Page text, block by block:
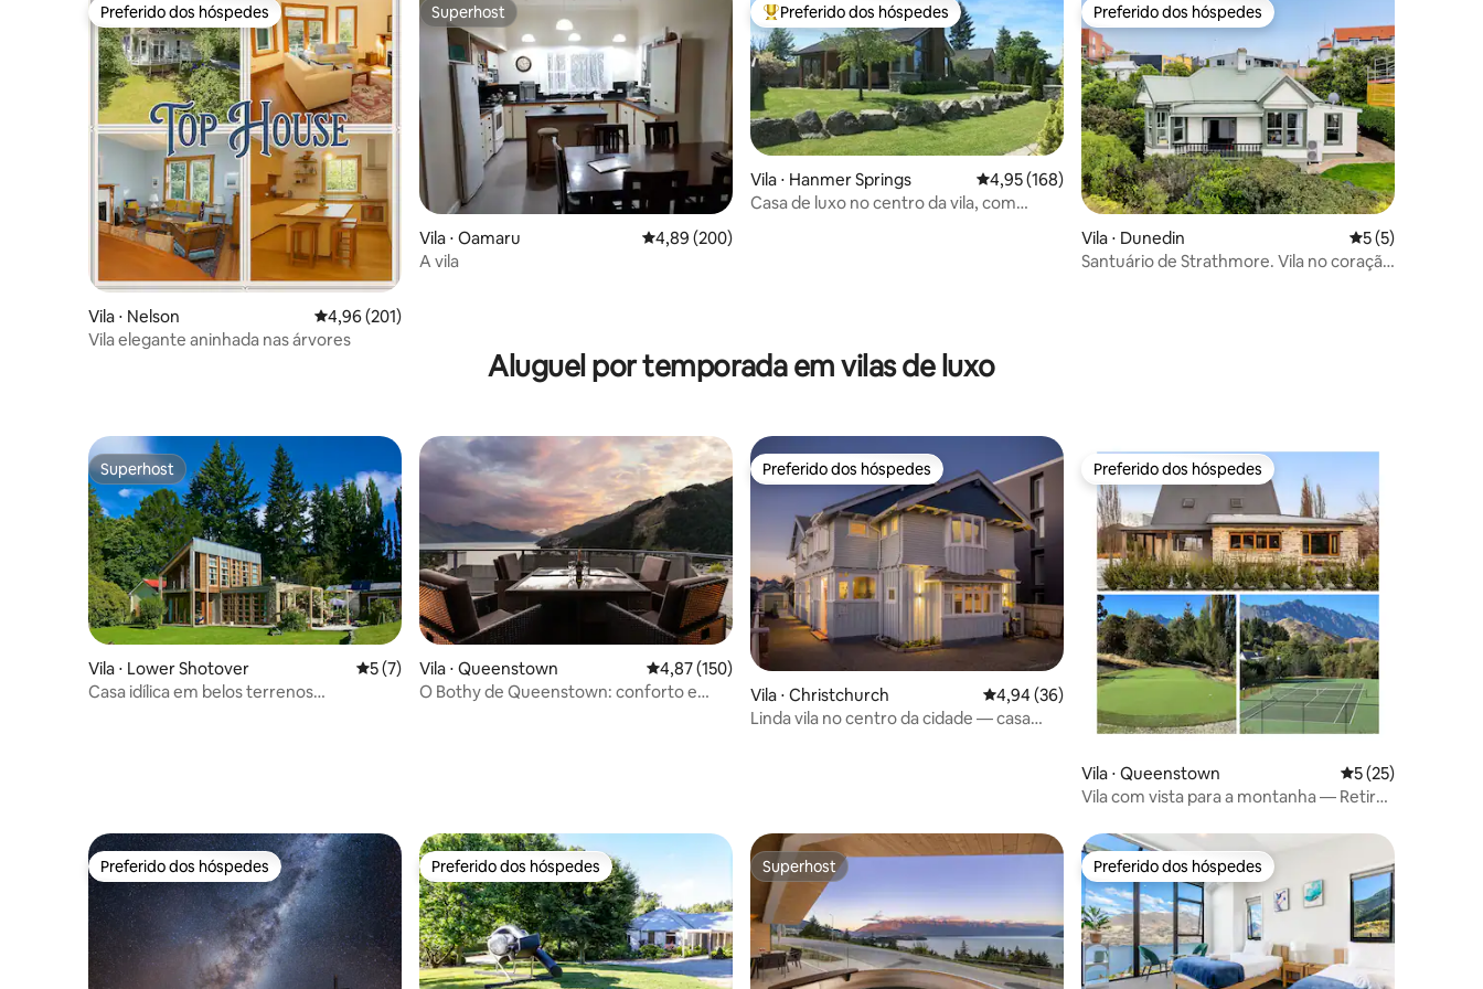
Preferido dos hóspedes
Preferido dos hóspedes
Vila ⋅ Nelson 4,96 de uma avaliação média de 5, 201 avaliações
4,96 (201)
Vila elegante aninhada nas árvores
Superhost
Superhost
Vila ⋅ Oamaru 4,89 de uma avaliação média de 5, 200 avaliações
4,89 (200)
A vila
Entre os melhores preferidos dos hóspedes
Preferido dos hóspedes
Vila ⋅ Hanmer Springs 4,95 de uma avaliação média de 5, 168 avaliações
4,95 (168)
Casa de luxo no centro da vila, com
Preferido dos hóspedes
Preferido dos hóspedes
Vila ⋅ Dunedin 5 de uma
5 (5)
Santuário de Strathmore. Vila no coração
Aluguel por temporada em vilas de luxo
Superhost
Superhost
Vila ⋅ Lower Shotover 5 de uma avaliação média de 5, 7 avaliações
5 (7)
Casa idílica em belos terrenos
Vila ⋅ Queenstown 4,87 de uma avaliação média de 5, 150 avaliações
4,87 (150)
O Bothy de Queenstown: conforto e
Preferido dos hóspedes
Preferido dos hóspedes
Vila ⋅ Christchurch 4,94 de uma avaliação média de 5, 36 avaliações
4,94 (36)
Linda vila no centro da cidade — casa
Preferido dos hóspedes
Preferido dos hóspedes
Vila ⋅ Queenstown 5 de uma
5 (25)
Vila com vista para a montanha — Retiro
Preferido dos hóspedes
Preferido dos hóspedes Preferido dos hóspedes
Preferido dos hóspedes Superhost
Superhost Preferido dos hóspedes
Preferido dos hóspedes